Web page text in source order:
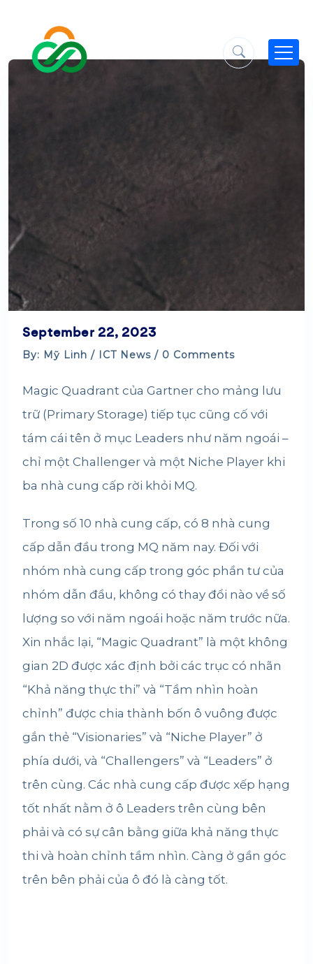
September 22, 2023
By: Mỹ Linh / ICT News / 0 Comments
Magic Quadrant của Gartner cho mảng lưu
trữ (Primary Storage) tiếp tục cũng cố với
tám cái tên ở mục Leaders như năm ngoái –
chỉ một Challenger và một Niche Player khi
ba nhà cung cấp rời khỏi MQ.
Trong số 10 nhà cung cấp, có 8 nhà cung
cấp dẫn đầu trong MQ năm nay. Đối với
nhóm nhà cung cấp trong góc phần tư của
nhóm dẫn đầu, không có thay đổi nào về số
lượng so với năm ngoái hoặc năm trước nữa.
Xin nhắc lại, “Magic Quadrant” là một không
gian 2D được xác định bởi các trục có nhãn
“Khả năng thực thi” và “Tầm nhìn hoàn
chỉnh” được chia thành bốn ô vuông được
gắn thẻ “Visionaries” và “Niche Player” ở
phía dưới, và “Challengers” và “Leaders” ở
trên cùng. Các nhà cung cấp được xếp hạng
tốt nhất nằm ở ô Leaders trên cùng bên
phải và có sự cân bằng giữa khả năng thực
thi và hoàn chỉnh tầm nhìn. Càng ở gần góc
trên bên phải của ô đó là càng tốt.